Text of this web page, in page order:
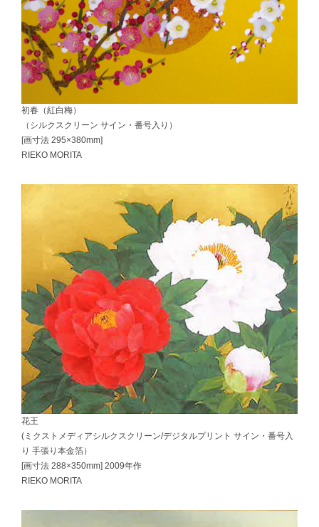
初春（紅白梅）
（シルクスクリーン サイン・番号入り）
[画寸法 295×380mm]
RIEKO MORITA
花王
(ミクストメディアシルクスクリーン/デジタルプリント サイン・番号入
り 手張り本金箔）
[画寸法 288×350mm] 2009年作
RIEKO MORITA